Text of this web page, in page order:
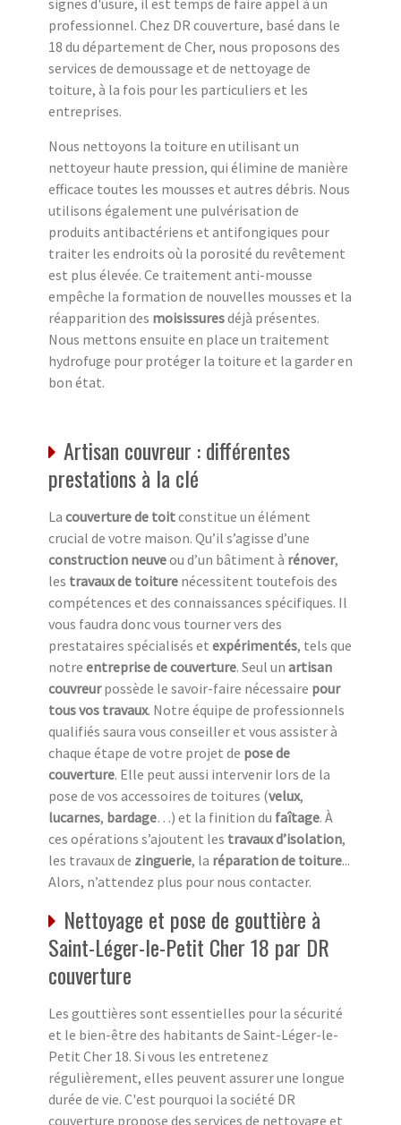
signes d'usure, il est temps de faire appel à un
professionnel. Chez DR couverture, basé dans le
18 du département de Cher, nous proposons des
services de demoussage et de nettoyage de
toiture, à la fois pour les particuliers et les
entreprises.
Nous nettoyons la toiture en utilisant un
nettoyeur haute pression, qui élimine de manière
efficace toutes les mousses et autres débris. Nous
utilisons également une pulvérisation de
produits antibactériens et antifongiques pour
traiter les endroits où la porosité du revêtement
est plus élevée. Ce traitement anti-mousse
empêche la formation de nouvelles mousses et la
réapparition des moisissuresdéjà présentes.
Nous mettons ensuite en place un traitement
hydrofuge pour protéger la toiture et la garder en
bon état.
Artisan couvreur : différentes
prestations à la clé
La couverture de toitconstitue un élément
crucial de votre maison. Qu’il s’agisse d’une
construction neuveou d’un bâtiment à rénover,
les travaux de toiture nécessitent toutefois des
compétences et des connaissances spécifiques. Il
vous faudra donc vous tourner vers des
prestataires spécialisés et expérimentés, tels que
notre entreprise de couverture. Seul un artisan
couvreurpossède le savoir-faire nécessaire pour
tous vos travaux. Notre équipe de professionnels
qualifiés saura vous conseiller et vous assister à
chaque étape de votre projet de pose de
couverture. Elle peut aussi intervenir lors de la
pose de vos accessoires de toitures (velux,
lucarnes, bardage…) et la finition du faîtage. À
ces opérations s’ajoutent les travaux d’isolation,
les travaux de zinguerie, la réparation de toiture...
Alors, n’attendez plus pour nous contacter.
Nettoyage et pose de gouttière à
Saint-Léger-le-Petit Cher 18 par DR
couverture
Les gouttières sont essentielles pour la sécurité
et le bien-être des habitants de Saint-Léger-le-
Petit Cher 18. Si vous les entretenez
régulièrement, elles peuvent assurer une longue
durée de vie. C'est pourquoi la société DR
couverture propose des services de nettoyage et